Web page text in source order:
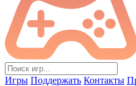
Игры Поддержать Контакты